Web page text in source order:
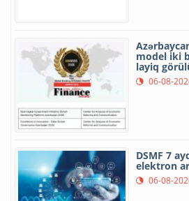
model iki
layiq
06-08-
DSMF 7
elektron
06-08-